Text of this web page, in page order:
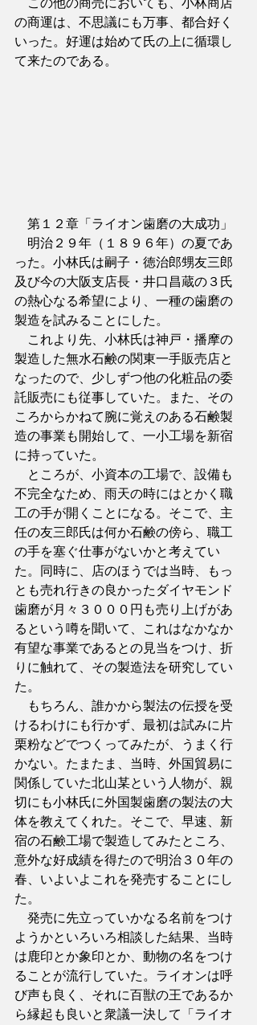
の商運は、不思議にも万事、都合好く
いった。好運は始めて氏の上に循環し
て来たのである。
第１２章「ライオン歯磨の大成功」
明治２９年（１８９６年）の夏であ
った。小林氏は嗣子・徳治郎甥友三郎
及び今の大阪支店長・井口昌蔵の３氏
の熱心なる希望により、一種の歯磨の
製造を試みることにした。
これより先、小林氏は神戸・播摩の
製造した無水石鹸の関東一手販売店と
なったので、少しずつ他の化粧品の委
託販売にも従事していた。また、その
ころからかねて腕に覚えのある石鹸製
造の事業も開始して、一小工場を新宿
に持っていた。
ところが、小資本の工場で、設備も
不完全なため、雨天の時にはとかく職
工の手が開くことになる。そこで、主
任の友三郎氏は何か石鹸の傍ら、職工
の手を塞ぐ仕事がないかと考えてい
た。同時に、店のほうでは当時、もっ
とも売れ行きの良かったダイヤモンド
歯磨が月々３０００円も売り上げがあ
るという噂を聞いて、これはなかなか
有望な事業であるとの見当をつけ、折
りに触れて、その製造法を研究してい
た。
もちろん、誰かから製法の伝授を受
けるわけにも行かず、最初は試みに片
栗粉などでつくってみたが、うまく行
かない。たまたま、当時、外国貿易に
関係していた北山某という人物が、親
切にも小林氏に外国製歯磨の製法の大
体を教えてくれた。そこで、早速、新
宿の石鹸工場で製造してみたところ、
意外な好成績を得たので明治３０年の
春、いよいよこれを発売することにし
た。
発売に先立っていかなる名前をつけ
ようかといろいろ相談した結果、当時
は鹿印とか象印とか、動物の名をつけ
ることが流行していた。ライオンは呼
び声も良く、それに百獣の王であるか
ら縁起も良いと衆議一決して「ライオ